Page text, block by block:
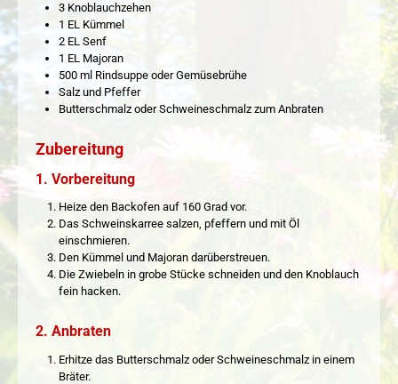
3 Knoblauchzehen
1 EL Kümmel
2 EL Senf
1 EL Majoran
500 ml Rindsuppe oder Gemüsebrühe
Salz und Pfeffer
Butterschmalz oder Schweineschmalz zum Anbraten
Zubereitung
1. Vorbereitung
Heize den Backofen auf 160 Grad vor.
Das Schweinskarree salzen, pfeffern und mit Öl
einschmieren.
Den Kümmel und Majoran darüberstreuen.
Die Zwiebeln in grobe Stücke schneiden und den Knoblauch
fein hacken.
2. Anbraten
Erhitze das Butterschmalz oder Schweineschmalz in einem
Bräter.